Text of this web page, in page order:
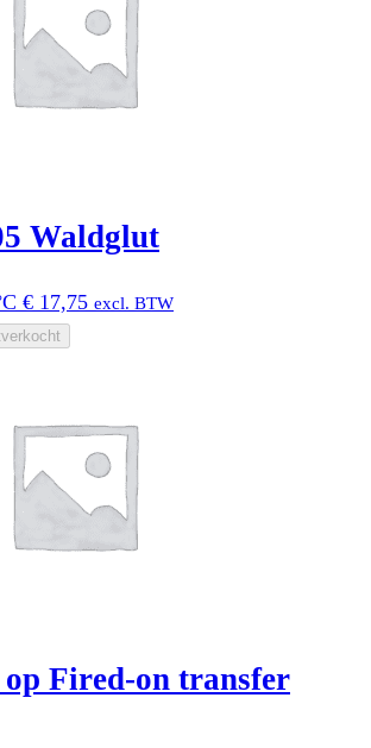
Waldglut
€ 17,75 excl. BTW
Fired-on transfer